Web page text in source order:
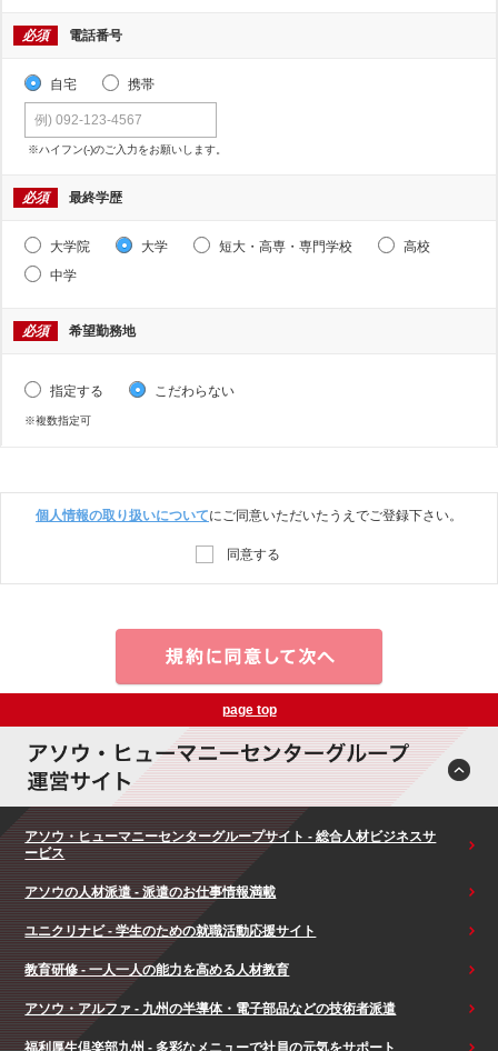
必須 電話番号
自宅 携帯
※ハイフン(-)のご入力をお願いします。
必須 最終学歴
大学院 大学 短大・高専・専門学校
高校
中学
必須 希望勤務地
指定する こだわらない
※複数指定可
個人情報の取り扱いについてにご同意いただいたうえでご登録下さい。
同意する
page top
アソウ・ヒューマニーセンターグループサイト - 総合人材ビジネスサ
ービス
アソウの人材派遣 - 派遣のお仕事情報満載
ユニクリナビ - 学生のための就職活動応援サイト
教育研修 - 一人一人の能力を高める人材教育
アソウ・アルファ - 九州の半導体・電子部品などの技術者派遣
福利厚生倶楽部九州 - 多彩なメニューで社員の元気をサポート